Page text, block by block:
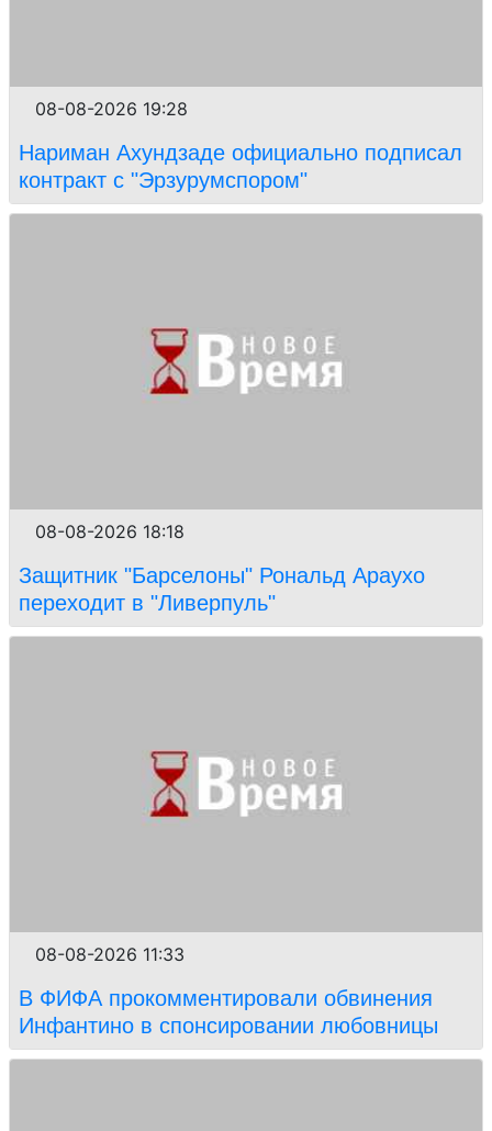
08-08-2026 19:28
Нариман Ахундзаде официально подписал
контракт с "Эрзурумспором"
08-08-2026 18:18
Защитник "Барселоны" Рональд Араухо
переходит в "Ливерпуль"
08-08-2026 11:33
В ФИФА прокомментировали обвинения
Инфантино в спонсировании любовницы